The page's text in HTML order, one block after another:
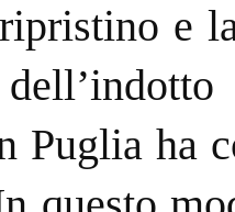
e
Puglia ha